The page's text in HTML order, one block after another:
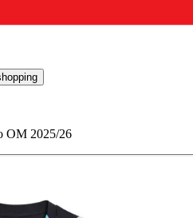
OM 2025/26